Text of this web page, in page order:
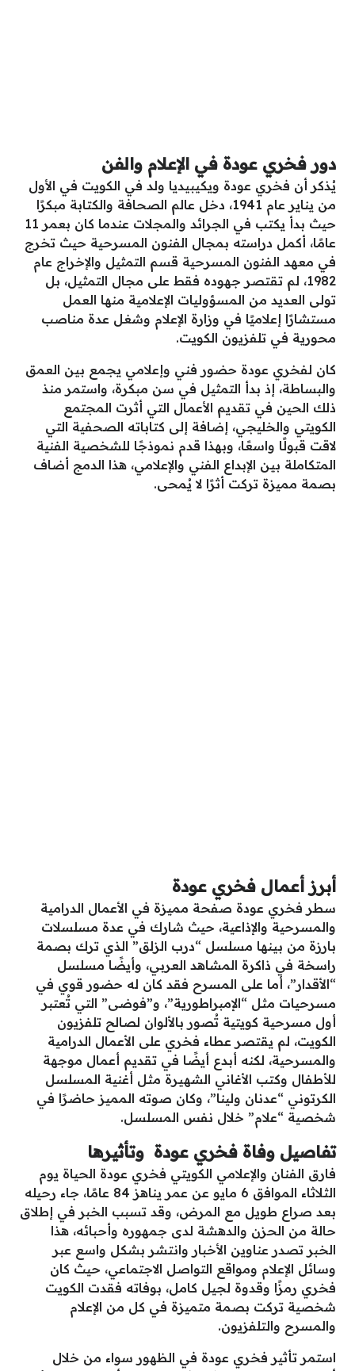
دور فخري عودة في الإعلام والفن
يُذكر أن فخري عودة ويكيبيديا ولد في الكويت في الأول
من يناير عام 1941، دخل عالم الصحافة والكتابة مبكرًا
حيث بدأ يكتب في الجرائد والمجلات عندما كان بعمر 11
عامًا، أكمل دراسته بمجال الفنون المسرحية حيث تخرج
في معهد الفنون المسرحية قسم التمثيل والإخراج عام
1982، لم تقتصر جهوده فقط على مجال التمثيل، بل
تولى العديد من المسؤوليات الإعلامية منها العمل
مستشارًا إعلاميًا في وزارة الإعلام وشغل عدة مناصب
محورية في تلفزيون الكويت.
كان لفخري عودة حضور فني وإعلامي يجمع بين العمق
والبساطة، إذ بدأ التمثيل في سن مبكرة، واستمر منذ
ذلك الحين في تقديم الأعمال التي أثرت المجتمع
الكويتي والخليجي، إضافة إلى كتاباته الصحفية التي
لاقت قبولًا واسعًا، وبهذا قدم نموذجًا للشخصية الفنية
المتكاملة بين الإبداع الفني والإعلامي، هذا الدمج أضاف
بصمة مميزة تركت أثرًا لا يُمحى.
أبرز أعمال فخري عودة
سطر فخري عودة صفحة مميزة في الأعمال الدرامية
والمسرحية والإذاعية، حيث شارك في عدة مسلسلات
بارزة من بينها مسلسل “درب الزلق” الذي ترك بصمة
راسخة في ذاكرة المشاهد العربي، وأيضًا مسلسل
“الأقدار”، أما على المسرح فقد كان له حضور قوي في
مسرحيات مثل “الإمبراطورية”، و”فوضى” التي تُعتبر
أول مسرحية كويتية تُصور بالألوان لصالح تلفزيون
الكويت، لم يقتصر عطاء فخري على الأعمال الدرامية
والمسرحية، لكنه أبدع أيضًا في تقديم أعمال موجهة
للأطفال وكتب الأغاني الشهيرة مثل أغنية المسلسل
الكرتوني “عدنان ولينا”، وكان صوته المميز حاضرًا في
شخصية “علام” خلال نفس المسلسل.
تفاصيل وفاة فخري عودة وتأثيرها
فارق الفنان والإعلامي الكويتي فخري عودة الحياة يوم
الثلاثاء الموافق 6 مايو عن عمر يناهز 84 عامًا، جاء رحيله
بعد صراع طويل مع المرض، وقد تسبب الخبر في إطلاق
حالة من الحزن والدهشة لدى جمهوره وأحبائه، هذا
الخبر تصدر عناوين الأخبار وانتشر بشكل واسع عبر
وسائل الإعلام ومواقع التواصل الاجتماعي، حيث كان
فخري رمزًا وقدوة لجيل كامل، بوفاته فقدت الكويت
شخصية تركت بصمة متميزة في كل من الإعلام
والمسرح والتلفزيون.
استمر تأثير فخري عودة في الظهور سواء من خلال